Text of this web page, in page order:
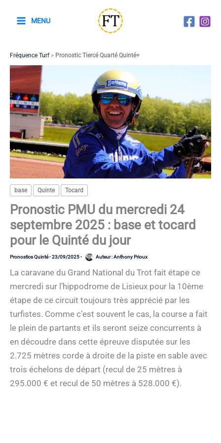
MENU
Fréquence Turf> Pronostic Tiercé Quarté Quinté+
base Quinte Tocard
Pronostic PMU du mercredi 24
septembre 2025 : base et tocard
pour le Quinté du jour
Pronostics Quinté-23/09/2025- Auteur :Anthony Prioux
La caravane du Grand National du Trot fait étape ce
mercredi sur l’hippodrome de Lisieux pour la 10ème
étape de ce circuit toujours très apprécié par les
turfistes. Comme c’est souvent le cas, la course a fait
le plein de partants et ils seront seize concurrents à
en découdre dans cette épreuve disputée sur les
2.725 mètres corde à droite de la piste en sable avec
trois échelons de départ (recul de 25 mètres à
295.000 € et recul de 50 mètres à 528.000 €).